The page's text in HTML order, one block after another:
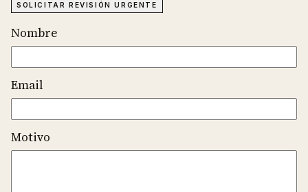
SOLICITAR REVISIÓN URGENTE
Nombre
Email
Motivo